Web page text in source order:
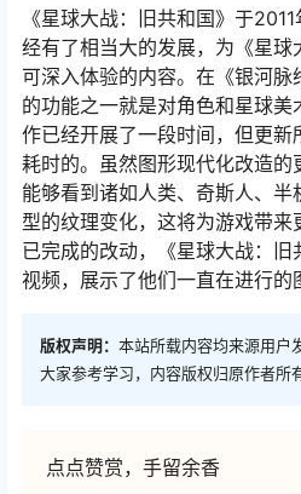
《星球大战：旧共和国》于
经有了相当大的发展，为《星球
可深入体验的内容。在《银河
的功能之一就是对角色和星球
作已经开展了一段时间，但更新
耗时的。虽然图形现代化改造
能够看到诸如人类、奇斯人、
型的纹理变化，这将为游戏带
已完成的改动，《星球大战：
视频，展示了他们一直在进行的
版权声明： 本站所载内容均来源用户
大家参考学习，内容版权归原作者所
点点赞赏，手留余香